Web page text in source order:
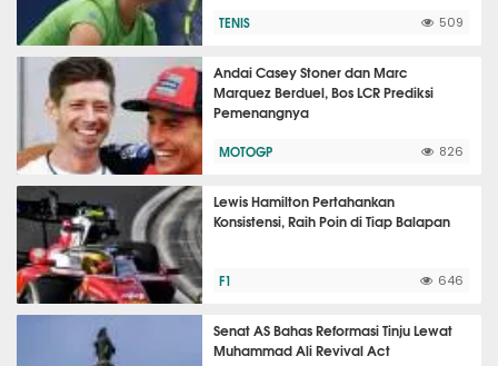
TENIS 509
Andai Casey Stoner dan Marc
Marquez Berduel, Bos LCR Prediksi
Pemenangnya
MOTOGP 826
Lewis Hamilton Pertahankan
Konsistensi, Raih Poin di Tiap Balapan
F1 646
Senat AS Bahas Reformasi Tinju Lewat
Muhammad Ali Revival Act